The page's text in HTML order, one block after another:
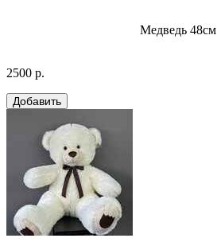
Медведь 48см
2500 р.